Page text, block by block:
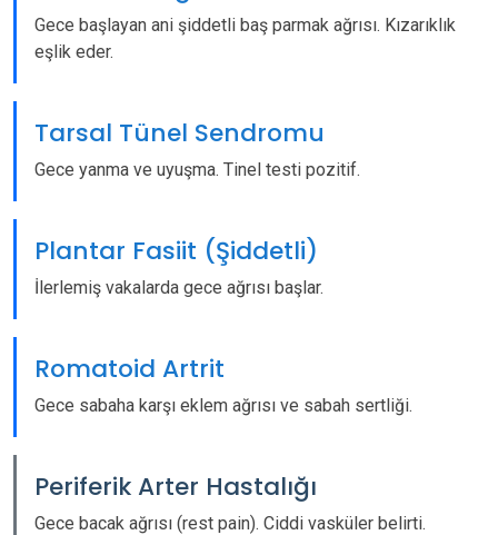
Gece başlayan ani şiddetli baş parmak ağrısı. Kızarıklık
eşlik eder.
Tarsal Tünel Sendromu
Gece yanma ve uyuşma. Tinel testi pozitif.
Plantar Fasiit (Şiddetli)
İlerlemiş vakalarda gece ağrısı başlar.
Romatoid Artrit
Gece sabaha karşı eklem ağrısı ve sabah sertliği.
Periferik Arter Hastalığı
Gece bacak ağrısı (rest pain). Ciddi vasküler belirti.